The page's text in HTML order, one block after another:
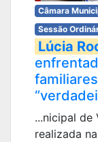
Câmara
Sessão
Lúcia
...nicipal de
realizada